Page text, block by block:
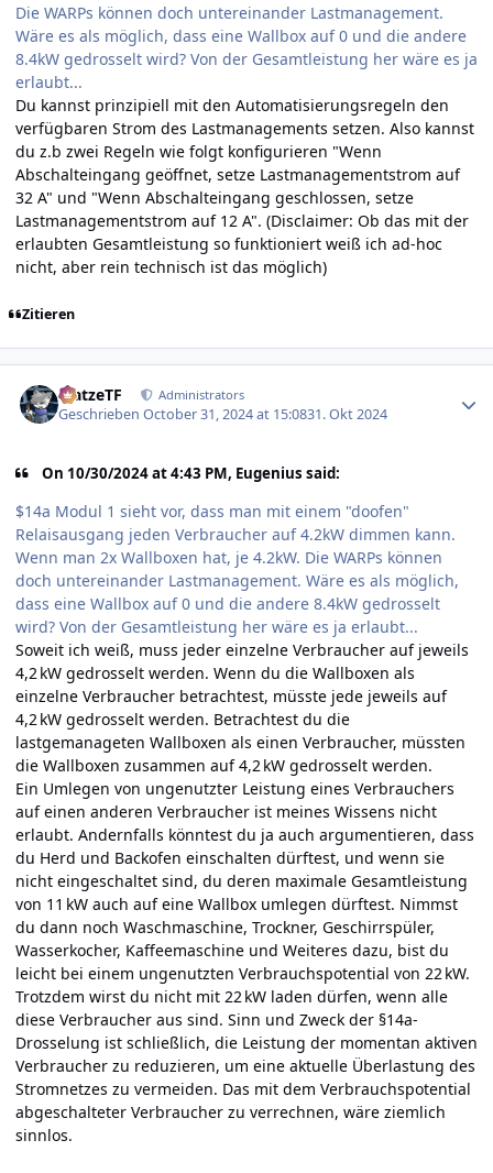
Die WARPs können doch untereinander Lastmanagement.
Wäre es als möglich, dass eine Wallbox auf 0 und die andere
8.4kW gedrosselt wird? Von der Gesamtleistung her wäre es ja
erlaubt...
Du kannst prinzipiell mit den Automatisierungsregeln den
verfügbaren Strom des Lastmanagements setzen. Also kannst
du z.b zwei Regeln wie folgt konfigurieren "Wenn
Abschalteingang geöffnet, setze Lastmanagementstrom auf
32 A" und "Wenn Abschalteingang geschlossen, setze
Lastmanagementstrom auf 12 A". (Disclaimer: Ob das mit der
erlaubten Gesamtleistung so funktioniert weiß ich ad-hoc
nicht, aber rein technisch ist das möglich)
Zitieren
MatzeTF Administrators
GeschriebenOctober 31, 2024 at 15:0831. Okt 2024
On 10/30/2024 at 4:43 PM, Eugenius said:
$14a Modul 1 sieht vor, dass man mit einem "doofen"
Relaisausgang jeden Verbraucher auf 4.2kW dimmen kann.
Wenn man 2x Wallboxen hat, je 4.2kW. Die WARPs können
doch untereinander Lastmanagement. Wäre es als möglich,
dass eine Wallbox auf 0 und die andere 8.4kW gedrosselt
wird? Von der Gesamtleistung her wäre es ja erlaubt...
Soweit ich weiß, muss jeder einzelne Verbraucher auf jeweils
4,2 kW gedrosselt werden. Wenn du die Wallboxen als
einzelne Verbraucher betrachtest, müsste jede jeweils auf
4,2 kW gedrosselt werden. Betrachtest du die
lastgemanageten Wallboxen als einen Verbraucher, müssten
die Wallboxen zusammen auf 4,2 kW gedrosselt werden.
Ein Umlegen von ungenutzter Leistung eines Verbrauchers
auf einen anderen Verbraucher ist meines Wissens nicht
erlaubt. Andernfalls könntest du ja auch argumentieren, dass
du Herd und Backofen einschalten dürftest, und wenn sie
nicht eingeschaltet sind, du deren maximale Gesamtleistung
von 11 kW auch auf eine Wallbox umlegen dürftest. Nimmst
du dann noch Waschmaschine, Trockner, Geschirrspüler,
Wasserkocher, Kaffeemaschine und Weiteres dazu, bist du
leicht bei einem ungenutzten Verbrauchspotential von 22 kW.
Trotzdem wirst du nicht mit 22 kW laden dürfen, wenn alle
diese Verbraucher aus sind. Sinn und Zweck der §14a-
Drosselung ist schließlich, die Leistung der momentan aktiven
Verbraucher zu reduzieren, um eine aktuelle Überlastung des
Stromnetzes zu vermeiden. Das mit dem Verbrauchspotential
abgeschalteter Verbraucher zu verrechnen, wäre ziemlich
sinnlos.